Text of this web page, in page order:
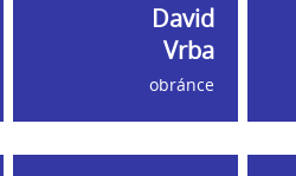
David
Vrba
obránce